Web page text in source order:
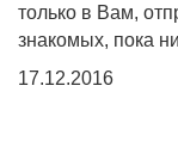
только в Вам,
знакомых, пока
17.12.2016